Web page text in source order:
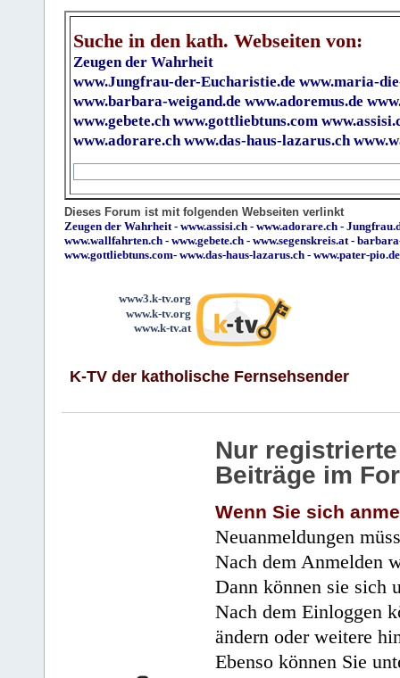
Suche in den kath. Webseiten von:
Zeugen der Wahrheit
www.Jungfrau-der-Eucharistie.de www.maria-
www.barbara-weigand.de www.adoremus.de
www.gebete.ch www.gottliebtuns.com
www.adorare.ch www.das-haus-lazarus.ch
Dieses Forum ist mit folgenden Webseiten verlinkt
Zeugen der Wahrheit- www.assisi.ch - www.adorare.ch -
www.wallfahrten.ch - www.gebete.ch - www.segenskreis.at-
www.gottliebtuns.com- www.das-haus-lazarus.ch - www.pater-pio.de
www3.k-tv.org
www.k-tv.org
www.k-tv.at
K-TV der katholische Fernsehsender
Nur
Beiträge im
Wenn Sie sich
Neuanmeldungen
Nach dem Anmelden
Dann können sie sich
Nach dem Einloggen
ändern oder weitere
Ebenso können Sie